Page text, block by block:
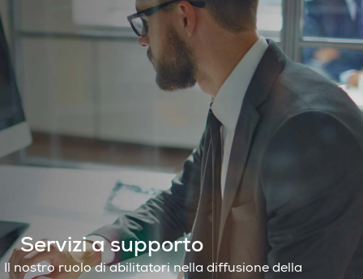
Servizi a supporto
Il nostro ruolo di abilitatori nella diffusione della